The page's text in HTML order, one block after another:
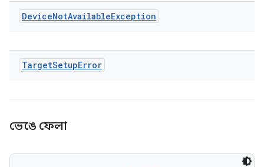
DeviceNotAvailableException
TargetSetupError
ভেঙে ফেলা